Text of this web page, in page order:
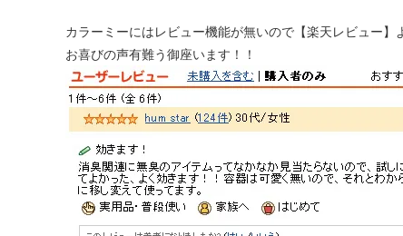
カラーミーにはレビュー機能が無いので【楽天レビュー】
お喜びの声有難う御座います！！